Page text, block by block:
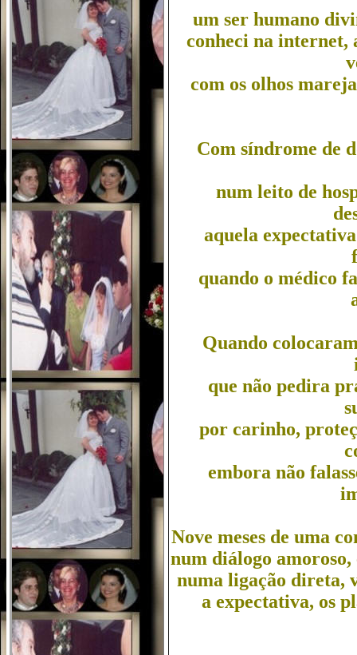
um ser humano
conheci na internet,
com os olhos
Com síndrome de
num leito de
aquela
quando o médico
Quando
que não pedira
por carinho,
embora não
Nove meses de uma
num diálogo amoroso,
numa ligação direta,
a expectativa, os